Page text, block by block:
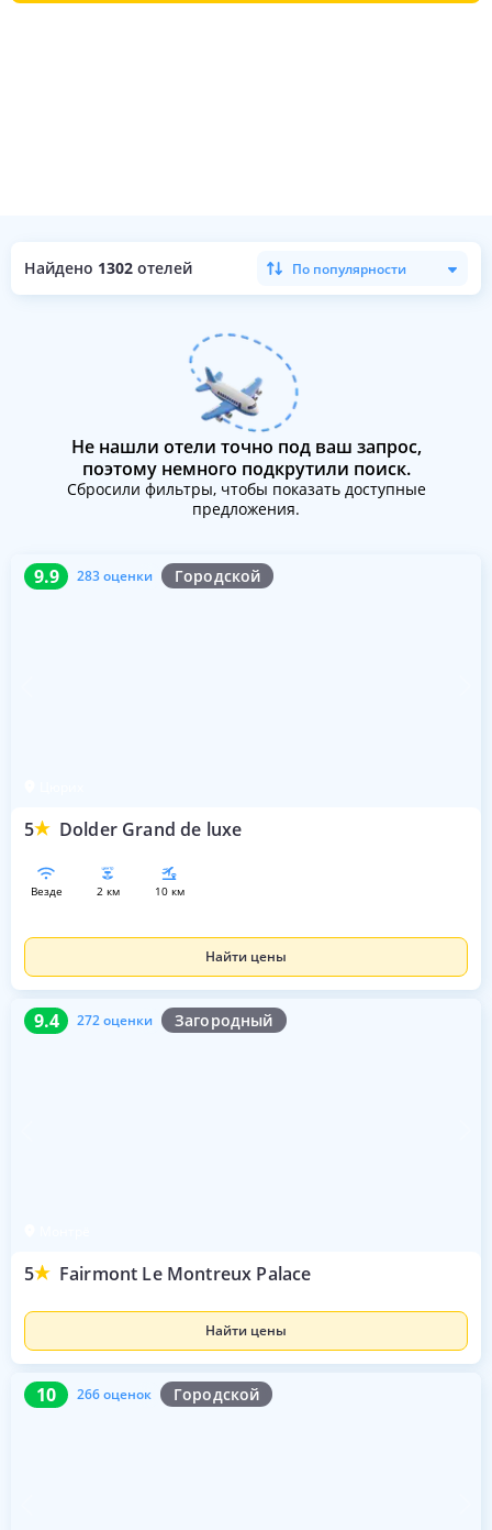
Найдено 1302 отелей По популярности
Не нашли отели точно под ваш запрос,
поэтому немного подкрутили поиск.
Сбросили фильтры, чтобы показать доступные
предложения.
9.9 283 оценки Городской
5 Dolder Grand de luxe
9.9 283 оценки
везде 2 км 10 км
Найти цены
9.4 272 оценки Загородный
5 Fairmont Le Montreux Palace
9.4 272 оценки
Найти цены
10 266 оценок Городской
10 266 оценок